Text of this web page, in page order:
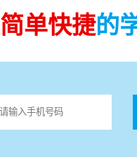
简单快捷的